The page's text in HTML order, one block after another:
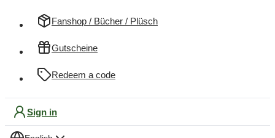
Fanshop / Bücher / Plüsch
Gutscheine
Redeem a code
Sign in